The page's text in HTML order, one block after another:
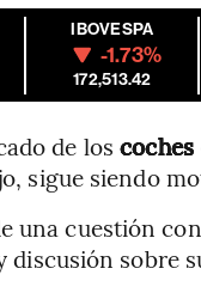
IBOVESPA
-1.73%
172,513.42
de los
sigue siendo
una cuestión
sobre